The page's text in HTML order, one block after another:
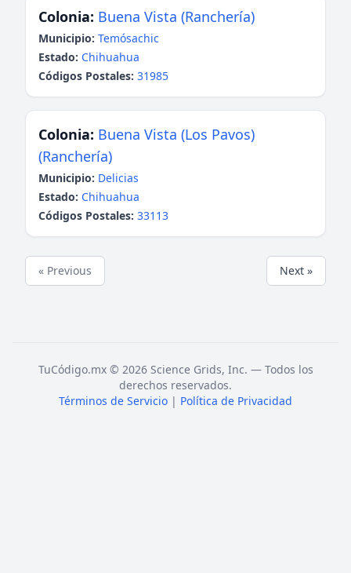
Colonia: Buena Vista (Ranchería)
Municipio: Temósachic
Estado: Chihuahua
Códigos Postales: 31985
Colonia: Buena Vista (Los Pavos)
(Ranchería)
Municipio: Delicias
Estado: Chihuahua
Códigos Postales: 33113
« Previous Next »
TuCódigo.mx © 2026 Science Grids, Inc. — Todos los
derechos reservados.
Términos de Servicio | Política de Privacidad